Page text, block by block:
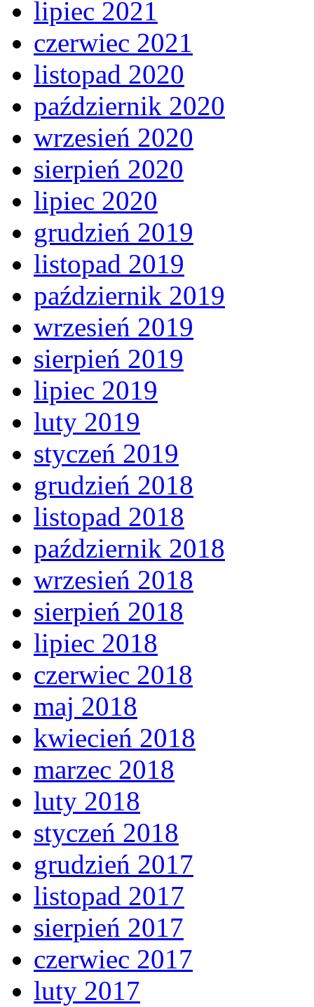
lipiec 2021
czerwiec 2021
listopad 2020
październik 2020
wrzesień 2020
sierpień 2020
lipiec 2020
grudzień 2019
listopad 2019
październik 2019
wrzesień 2019
sierpień 2019
lipiec 2019
luty 2019
styczeń 2019
grudzień 2018
listopad 2018
październik 2018
wrzesień 2018
sierpień 2018
lipiec 2018
czerwiec 2018
maj 2018
kwiecień 2018
marzec 2018
luty 2018
styczeń 2018
grudzień 2017
listopad 2017
sierpień 2017
czerwiec 2017
luty 2017